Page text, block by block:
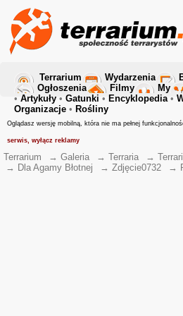
Terrarium Wydarzenia
Ogłoszenia
Filmy My
• Artykuły • Gatunki • Encyklopedia•
Organizacje • Rośliny
Oglądasz wersję mobilną, która nie ma pełnej
serwis, wyłącz reklamy
Terrarium → Galeria → Terraria →
→ Dla Agamy Błotnej → Zdjęcie0732 →